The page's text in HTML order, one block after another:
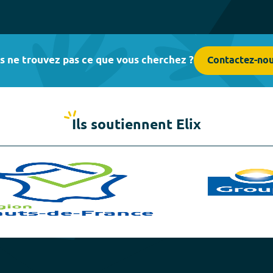
ne trouvez pas ce que vous cherchez ? Contactez-
Ils soutiennent Elix